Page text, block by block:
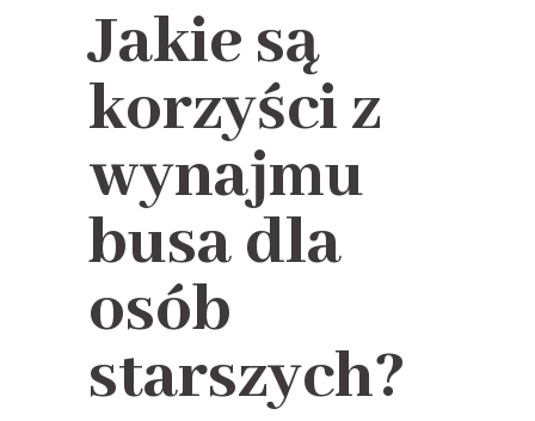
Jakie są
korzyści z
wynajmu
busa dla
osób
starszych?